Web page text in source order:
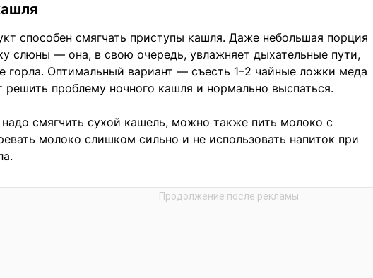
способен смягчать приступы кашля. Даже небольшая порция
слюны — она, в свою очередь, увлажняет дыхательные пути,
горла. Оптимальный вариант — съесть 1–2 чайные ложки меда
проблему ночного кашля и нормально выспаться.
смягчить сухой кашель, можно также пить молоко с
молоко слишком сильно и не использовать напиток при